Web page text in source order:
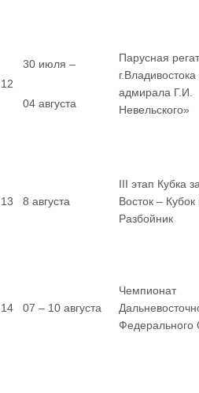
12
30 июля –
04 августа
Парусная
адмирала Г.И.
Невельского»
13 8 августа
III этап Кубка
Восток – Кубок
Разбойник
14 07 – 10 августа
Чемпионат
Федерального